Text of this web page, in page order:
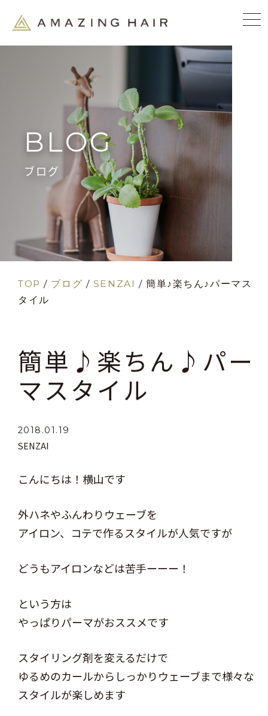
BLOG
ブログ
TOP / ブログ / SENZAI /簡単♪楽ちん♪パーマス
タイル
簡単♪楽ちん♪パー
マスタイル
2018.01.19
SENZAI
こんにちは！横山です
外ハネやふんわりウェーブを
アイロン、コテで作るスタイルが人気ですが
どうもアイロンなどは苦手ーーー！
という方は
やっぱりパーマがおススメです
スタイリング剤を変えるだけで
ゆるめのカールからしっかりウェーブまで様々な
スタイルが楽しめます